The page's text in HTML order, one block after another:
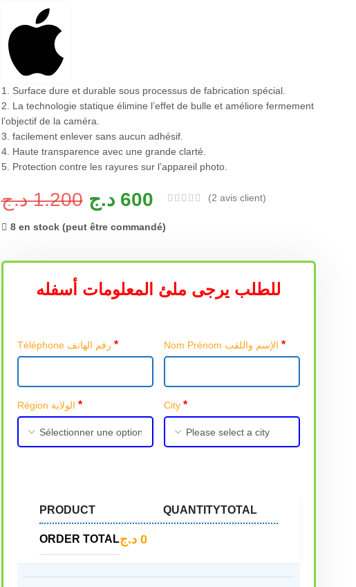
1. Surface dure et durable sous processus de fabrication spécial.
2. La technologie statique élimine l’effet de bulle et améliore fermement
l’objectif de la caméra.
3. facilement enlever sans aucun adhésif.
4. Haute transparence avec une grande clarté.
5. Protection contre les rayures sur l’appareil photo.
1.200 د.ج 600 د.ج (2 avis client)
8 en stock (peut être commandé)
للطلب يرجى ملئ المعلومات أسفله
* *
* City *
PRODUCT QUANTITYTOTAL
ORDER TOTAL 0 د.ج